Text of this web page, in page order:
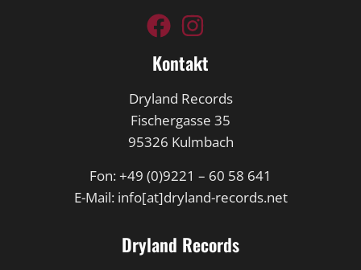
Kontakt
Dryland Records
Fischergasse 35
95326 Kulmbach
Fon: +49 (0)9221 – 60 58 641
E-Mail: info[at]dryland-records.net
Dryland Records